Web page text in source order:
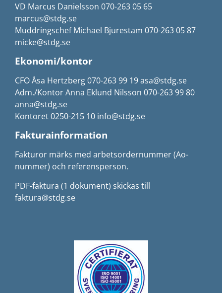
VD Marcus Danielsson 070-263 05 65
marcus@stdg.se
Muddringschef Michael Bjurestam 070-263 05 87
micke@stdg.se
Ekonomi/kontor
CFO Åsa Hertzberg 070-263 99 19 asa@stdg.se
Adm./Kontor Anna Eklund Nilsson 070-263 99 80
anna@stdg.se
Kontoret 0250-215 10 info@stdg.se
Fakturainformation
Fakturor märks med arbetsordernummer (Ao-
nummer) och referensperson.
PDF-faktura (1 dokument) skickas till
faktura@stdg.se